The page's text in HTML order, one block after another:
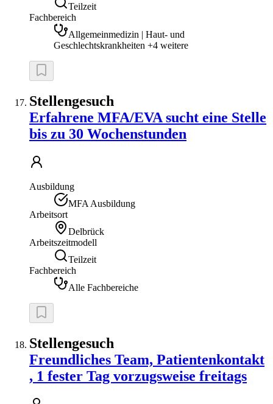
Teilzeit
Fachbereich
Allgemeinmedizin | Haut- und
Geschlechtskrankheiten +4 weitere
Stellengesuch
Erfahrene MFA/EVA sucht eine Stelle
bis zu 30 Wochenstunden
Ausbildung
MFA Ausbildung
Arbeitsort
Delbrück
Arbeitszeitmodell
Teilzeit
Fachbereich
Alle Fachbereiche
Stellengesuch
Freundliches Team, Patientenkontakt
, 1 fester Tag vorzugsweise freitags